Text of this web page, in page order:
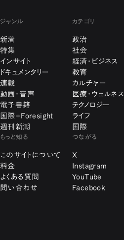
ジャンル
新着
特集
インサイト
ドキュメンタリー
連載
動画・音声
電子書籍
国際+Foresight
週刊新潮
カテゴリ
政治
社会
経済・ビジネス
教育
カルチャー
医療・ウェルネス
テクノロジー
ライフ
国際
もっと知る
このサイトについて
料金
よくある質問
問い合わせ
つながる
X
Instagram
YouTube
Facebook